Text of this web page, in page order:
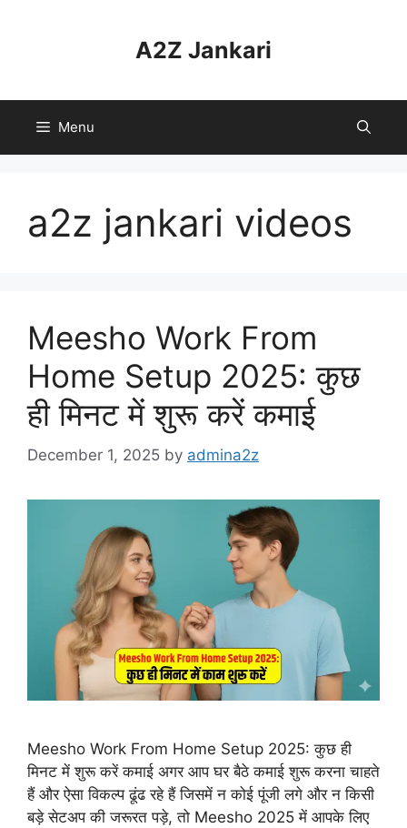
A2Z Jankari
Menu
a2z jankari videos
Meesho Work From
Home Setup 2025: कुछ
ही मिनट में शुरू करें कमाई
December 1, 2025 by admina2z
Meesho Work From Home Setup 2025: कुछ ही
मिनट में शुरू करें कमाई अगर आप घर बैठे कमाई शुरू करना चाहते
हैं और ऐसा विकल्प ढूंढ रहे हैं जिसमें न कोई पूंजी लगे और न किसी
बड़े सेटअप की जरूरत पड़े, तो Meesho 2025 में आपके लिए